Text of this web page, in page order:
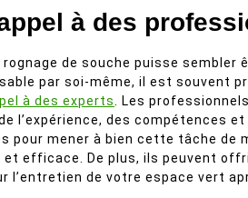
à des
rognage de souche puisse sembler
par soi-même, il est souvent
à des experts
. Les professionnels
l’expérience, des compétences
pour mener à bien cette tâche de
efficace. De plus, ils peuvent
l’entretien de votre espace vert